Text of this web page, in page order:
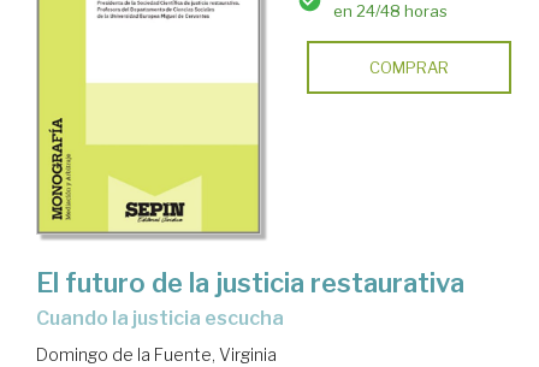
en 24/48 horas
COMPRAR
El futuro de la justicia restaurativa
cuando la justicia escucha
Domingo de la Fuente, Virginia